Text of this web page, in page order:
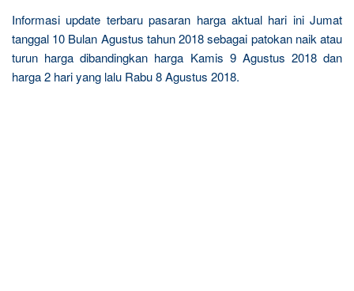
Informasi update terbaru pasaran harga aktual hari ini Jumat
tanggal 10 Bulan Agustus tahun 2018 sebagai patokan naik atau
turun harga dibandingkan harga Kamis 9 Agustus 2018 dan
harga 2 hari yang lalu Rabu 8 Agustus 2018.